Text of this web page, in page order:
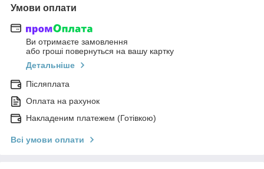
Умови оплати
Ви отримаєте замовлення
або гроші повернуться на вашу картку
Детальніше
Післяплата
Оплата на рахунок
Накладеним платежем (Готівкою)
Всі умови оплати